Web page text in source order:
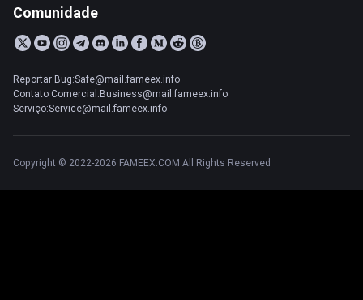
Comunidade
Reportar Bug:Safe@mail.fameex.info
Contato Comercial:Business@mail.fameex.info
Serviço:Service@mail.fameex.info
Copyright © 2022-2026 FAMEEX.COM All Rights Reserved